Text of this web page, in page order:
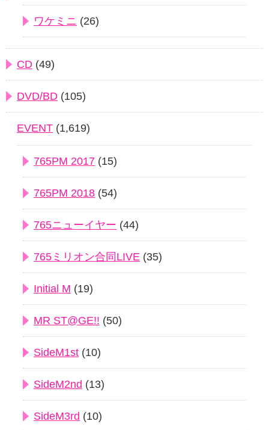
ワケミニ (26)
CD (49)
DVD/BD (105)
EVENT (1,619)
765PM 2017 (15)
765PM 2018 (54)
765ニューイヤー (44)
765ミリオン合同LIVE (35)
Initial M (19)
MR ST@GE!! (50)
SideM1st (10)
SideM2nd (13)
SideM3rd (10)